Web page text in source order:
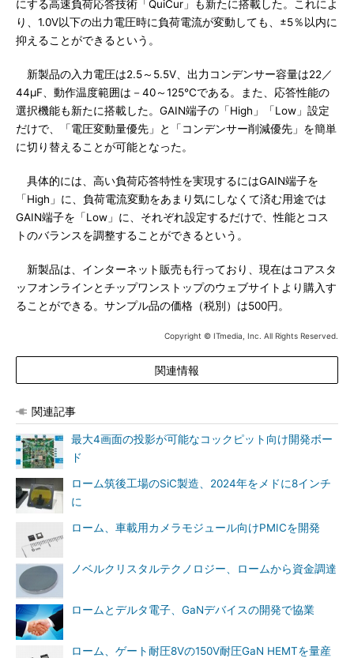
にする高速負荷応答技術「QuiCur」も新たに搭載した。これによ
り、1.0V以下の出力電圧時に負荷電流が変動しても、±5％以内に
抑えることができるという。
新製品の入力電圧は2.5～5.5V、出力コンデンサー容量は22／
44μF、動作温度範囲は－40～125℃である。また、応答性能の
選択機能も新たに搭載した。GAIN端子の「High」「Low」設定
だけで、「電圧変動量優先」と「コンデンサー削減優先」を簡単
に切り替えることが可能となった。
具体的には、高い負荷応答特性を実現するにはGAIN端子を
「High」に、負荷電流変動をあまり気にしなくて済む用途では
GAIN端子を「Low」に、それぞれ設定するだけで、性能とコス
トのバランスを調整することができるという。
新製品は、インターネット販売も行っており、現在はコアスタ
ッフオンラインとチップワンストップのウェブサイトより購入す
ることができる。サンプル品の価格（税別）は500円。
Copyright © ITmedia, Inc. All Rights Reserved.
関連情報
関連記事
最大4画面の投影が可能なコックピット向け開発ボー
ド
ローム筑後工場のSiC製造、2024年をメドに8インチ
に
ローム、車載用カメラモジュール向けPMICを開発
ノベルクリスタルテクノロジー、ロームから資金調達
ロームとデルタ電子、GaNデバイスの開発で協業
ローム、ゲート耐圧8Vの150V耐圧GaN HEMTを量産